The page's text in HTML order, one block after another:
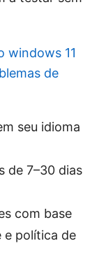
windows 11
de
seu idioma
de 7–30 dias
com base
e política de